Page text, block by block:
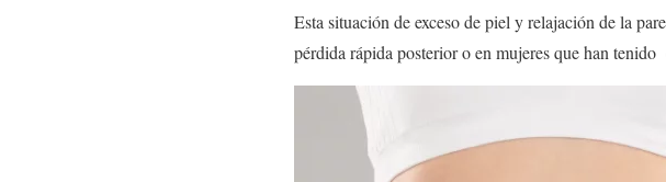
Esta situación de exceso de piel y relajación de la
pérdida rápida posterior o en mujeres que han